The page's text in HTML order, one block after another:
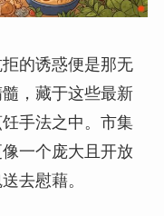
的诱惑便是那无
，藏于这些最新
手法之中。市集
一个庞大且开放
去慰藉。